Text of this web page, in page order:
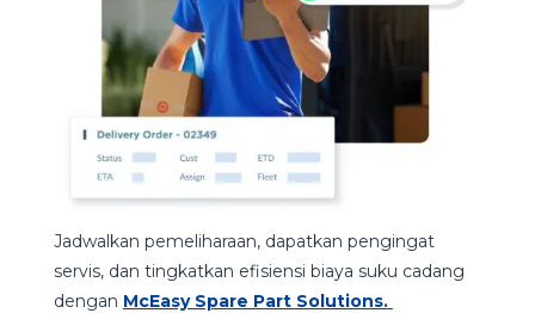
Jadwalkan pemeliharaan, dapatkan pengingat
servis, dan tingkatkan efisiensi biaya suku cadang
dengan McEasy Spare Part Solutions.